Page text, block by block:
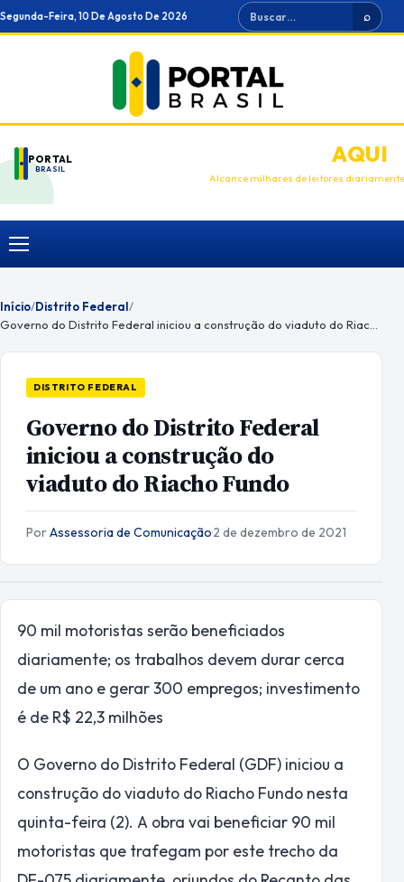
Ir
para
Segunda-Feira, 10 De Agosto De 2026 Buscar ⌕
PORTAL
BRASIL
ANUNCIEAQUI
Alcance milhares de leitores diariamente
Menu
Início/Distrito Federal/
DISTRITO FEDERAL
Governo do Distrito Federal
iniciou a construção do
viaduto do Riacho Fundo
PorAssessoria de Comunicação·2 de dezembro de 2021
90 mil motoristas serão beneficiados
diariamente; os trabalhos devem durar cerca
de um ano e gerar 300 empregos; investimento
é de R$ 22,3 milhões
O Governo do Distrito Federal (GDF) iniciou a
construção do viaduto do Riacho Fundo nesta
quinta-feira (2). A obra vai beneficiar 90 mil
motoristas que trafegam por este trecho da